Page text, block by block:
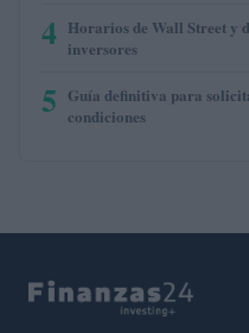
4 Horarios de Wall Street y
inversores
5 Guía definitiva para
condiciones